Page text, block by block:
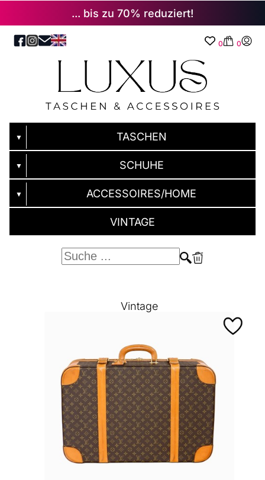
... bis zu 70% reduziert!
0 0
▼ TASCHEN
▼ SCHUHE
▼ ACCESSOIRES/HOME
VINTAGE
Vintage